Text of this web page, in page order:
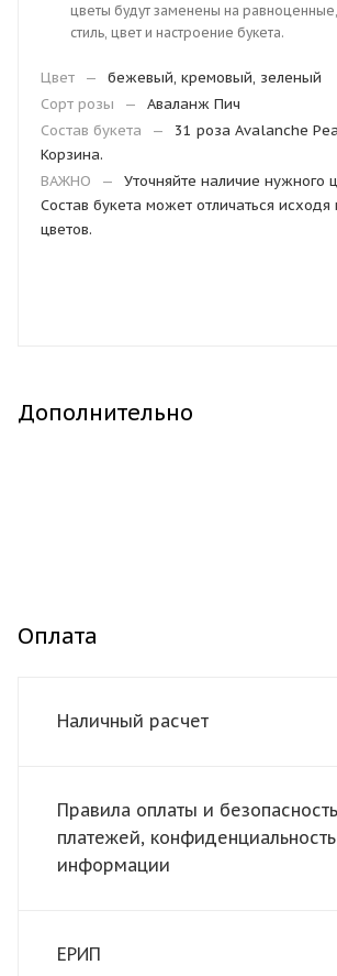
цветы будут заменены на
стиль, цвет и настроение букета.
Цвет —
бежевый, кремовый, зеленый
Сорт розы
—
Аваланж Пич
Состав букета
—
31 роза Avalanche
Корзина.
ВАЖНО
—
Уточняйте наличие нужного
Состав букета может отличаться исходя
цветов.
Дополнительно
Оплата
Наличный расчет
Правила оплаты и безопасность
платежей, конфиденциальность
информации
ЕРИП